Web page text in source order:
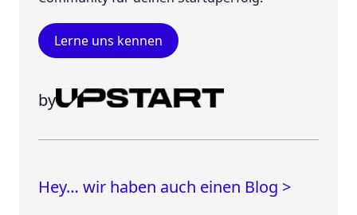
Lerne uns kennen
by
Hey… wir haben auch einen Blog >